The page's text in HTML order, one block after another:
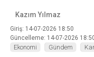
Kazım Yılmaz
Giriş: 14-07-2026 18:50
Güncelleme: 14-07-2026
Ekonomi Gündem